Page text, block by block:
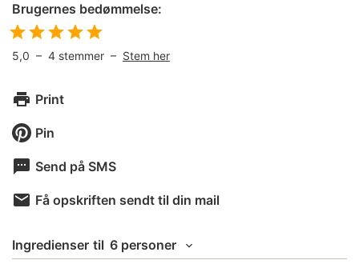
Brugernes bedømmelse:
5,0 – 4 stemmer – Stem her
Print
Pin
Send på SMS
Få opskriften sendt til din mail
Ingredienser til 6 personer